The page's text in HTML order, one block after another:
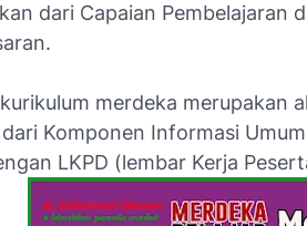
dari Capaian Pembelajaran
merdeka merupakan
Komponen Informasi
LKPD (lembar Kerja